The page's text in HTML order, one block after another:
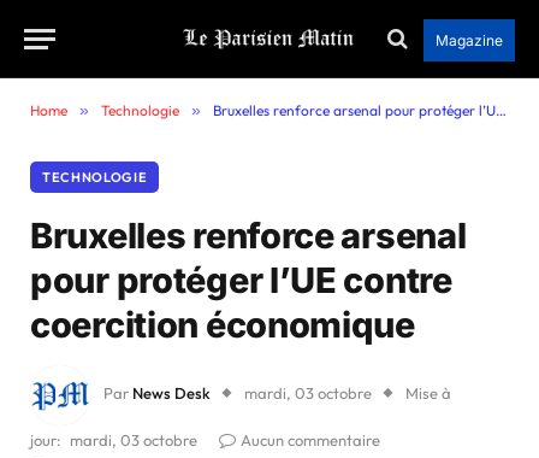
Magazine
Home » Technologie » Bruxelles renforce arsenal pour protéger l’UE contre coercition économique
TECHNOLOGIE
Bruxelles renforce arsenal
pour protéger l’UE contre
coercition économique
Par News Desk mardi, 03 octobre Mise à
jour: mardi, 03 octobre
Aucun commentaire